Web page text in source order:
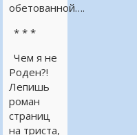
обетованной….
* * *
Чем я не
Роден?!
Лепишь
роман
страниц
на триста,